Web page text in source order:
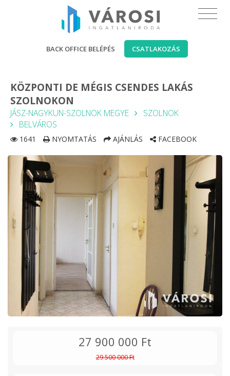
BACK OFFICE BELÉPÉS CSATLAKOZÁS
KÖZPONTI DE MÉGIS CSENDES LAKÁS
SZOLNOKON
JÁSZ-NAGYKUN-SZOLNOK MEGYE
SZOLNOK
BELVÁROS
1641 NYOMTATÁS AJÁNLÁS FACEBOOK
27 900 000 Ft
29 500 000 Ft